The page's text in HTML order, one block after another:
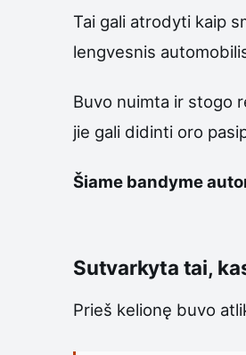
Tai gali atrodyti kaip
lengvesnis
Buvo nuimta ir stogo
jie gali didinti oro
Šiame bandyme
Sutvarkyta tai,
Prieš kelionę buvo